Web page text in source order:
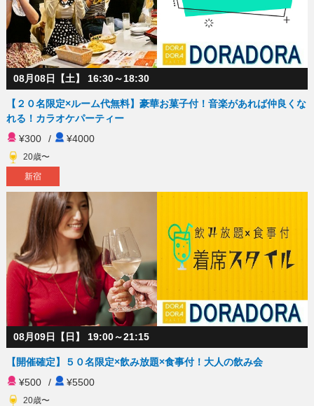
08月08日【土】 16:30～18:30
【２０名限定×ルーム代無料】豪華お菓子付！音楽があれば仲良くな
れる！カラオケパーティー
¥300
/ ¥4000
20歳〜
新宿
08月09日【日】 19:00～21:15
【開催確定】５０名限定×飲み放題×食事付！大人の飲み会
¥500
/ ¥5500
20歳〜